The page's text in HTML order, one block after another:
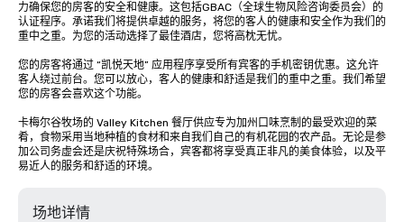
力确保您的房客的安全和健康。这包括GBAC（全球生物风险咨询委员会）的
认证程序。承诺我们将提供卓越的服务，将您的客人的健康和安全作为我们的
重中之重。为您的活动选择了最佳酒店，您将高枕无忧。
您的房客将通过 “凯悦天地” 应用程序享受所有宾客的手机密钥优惠。这允许
客人绕过前台。您可以放心，客人的健康和舒适是我们的重中之重。我们希望
您的房客会喜欢这个功能。
卡梅尔谷牧场的 Valley Kitchen 餐厅供应专为加州口味烹制的最受欢迎的菜
肴，食物采用当地种植的食材和来自我们自己的有机花园的农产品。无论是参
加公司务虚会还是庆祝特殊场合，宾客都将享受真正非凡的美食体验，以及平
易近人的服务和舒适的环境。
场地详情